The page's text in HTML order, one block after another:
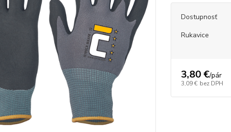
Dostupnosť
Rukavice
3,80 €/pár
3,09 € bez DPH